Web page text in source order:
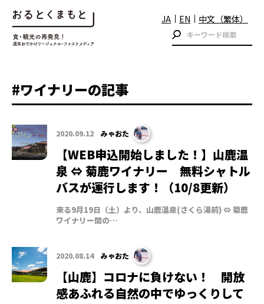
JA EN 中文（繁体）
#ワイナリーの記事
2020.09.12 みゃおた
【WEB申込開始しました！】山鹿温
泉 ⇔ 菊鹿ワイナリー 無料シャトル
バスが運行します！（10/8更新）
来る9月19日（土）より、山鹿温泉(さくら湯前) ⇔ 菊鹿
ワイナリー間の…
2020.08.14 みゃおた
【山鹿】コロナに負けない！ 開放
感あふれる自然の中でゆっくりして